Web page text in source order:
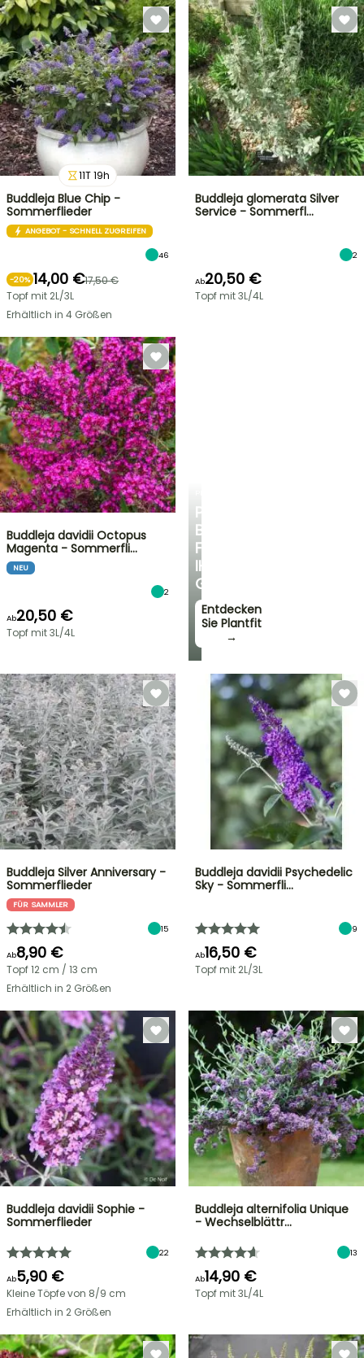
PERSÖNLICHE
BERATUNG
FÜR
IHREN
GARTEN
Entdecken
Sie Plantfit
→
11T19h
Buddleja Blue Chip -
Sommerflieder
ANGEBOT - SCHNELL ZUGREIFEN
46
-20% 14,00 €17,50 €
Topf mit 2L/3L
Erhältlich in 4 Größen
Buddleja glomerata Silver
Service - Sommerfl…
2
Ab20,50 €
Topf mit 3L/4L
Buddleja davidii Octopus
Magenta - Sommerfli…
NEU
2
Ab20,50 €
Topf mit 3L/4L
Buddleja Silver Anniversary -
Sommerflieder
FÜR SAMMLER
15
Ab8,90 €
Topf 12 cm / 13 cm
Erhältlich in 2 Größen
Buddleja davidii Psychedelic
Sky - Sommerfli…
9
Ab16,50 €
Topf mit 2L/3L
Buddleja davidii Sophie -
Sommerflieder
22
Ab5,90 €
Kleine Töpfe von 8/9 cm
Erhältlich in 2 Größen
Buddleja alternifolia Unique
- Wechselblättr…
13
Ab14,90 €
Topf mit 3L/4L